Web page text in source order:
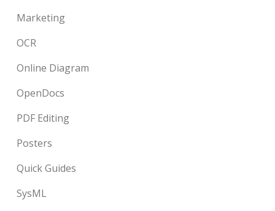
Marketing
OCR
Online Diagram
OpenDocs
PDF Editing
Posters
Quick Guides
SysML